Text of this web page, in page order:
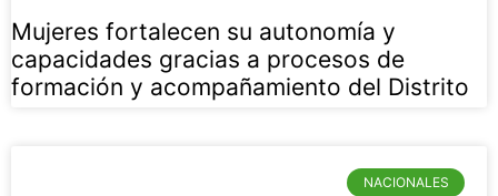
Mujeres fortalecen su autonomía y
capacidades gracias a procesos de
formación y acompañamiento del Distrito
NACIONALES